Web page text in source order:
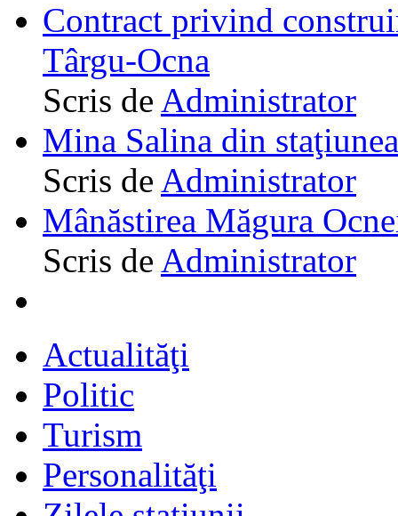
Contract privind
Târgu-Ocna
Scris de Administrator
Mina Salina din
Scris de Administrator
Mânăstirea Măgura
Scris de Administrator
Actualităţi
Politic
Turism
Personalităţi